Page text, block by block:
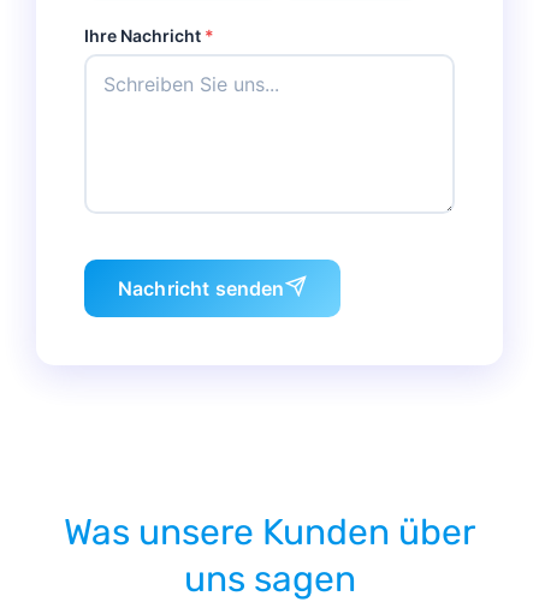
Ihre Nachricht *
Nachricht senden
Was unsere Kunden über
uns sagen